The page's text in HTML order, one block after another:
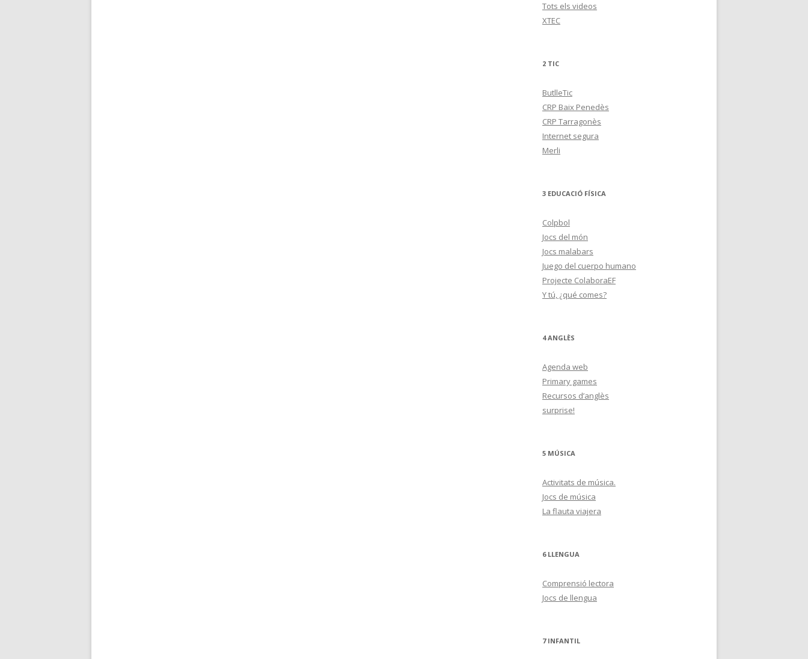
Tots els videos
XTEC
2 TIC
ButlleTic
CRP Baix Penedès
CRP Tarragonès
Internet segura
Merli
3 EDUCACIÓ FÍSICA
Colpbol
Jocs del món
Jocs malabars
Juego del cuerpo humano
Projecte ColaboraEF
Y tú, ¿qué comes?
4 ANGLÈS
Agenda web
Primary games
Recursos d’anglès
surprise!
5 MÚSICA
Activitats de música.
Jocs de música
La flauta viajera
6 LLENGUA
Comprensió lectora
Jocs de llengua
7 INFANTIL